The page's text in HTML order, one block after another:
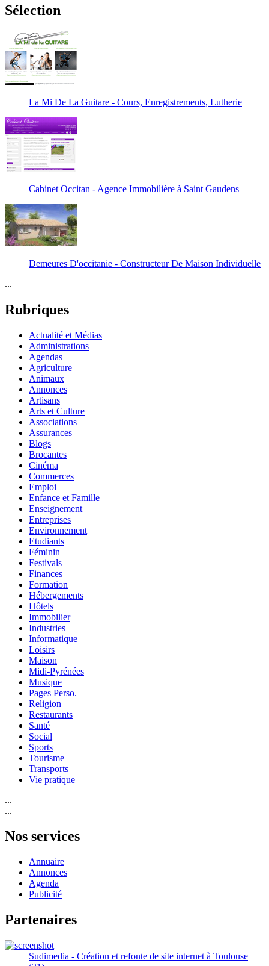
Sélection
La Mi De La Guitare - Cours, Enregistrements, Lutherie
Cabinet Occitan - Agence Immobilière à Saint Gaudens
Demeures D'occitanie - Constructeur De Maison Individuelle
...
Rubriques
Actualité et Médias
Administrations
Agendas
Agriculture
Animaux
Annonces
Artisans
Arts et Culture
Associations
Assurances
Blogs
Brocantes
Cinéma
Commerces
Emploi
Enfance et Famille
Enseignement
Entreprises
Environnement
Etudiants
Féminin
Festivals
Finances
Formation
Hébergements
Hôtels
Immobilier
Industries
Informatique
Loisirs
Maison
Midi-Pyrénées
Musique
Pages Perso.
Religion
Restaurants
Santé
Social
Sports
Tourisme
Transports
Vie pratique
...
...
Nos services
Annuaire
Annonces
Agenda
Publicité
Partenaires
Sudimedia - Création et refonte de site internet à Toulouse